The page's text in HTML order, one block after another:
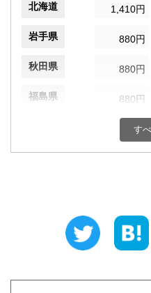
北海道 1,410円
岩手県 880円
秋田県 880円
福島県 880円
880円
埼玉県
880円
880円
880円
す